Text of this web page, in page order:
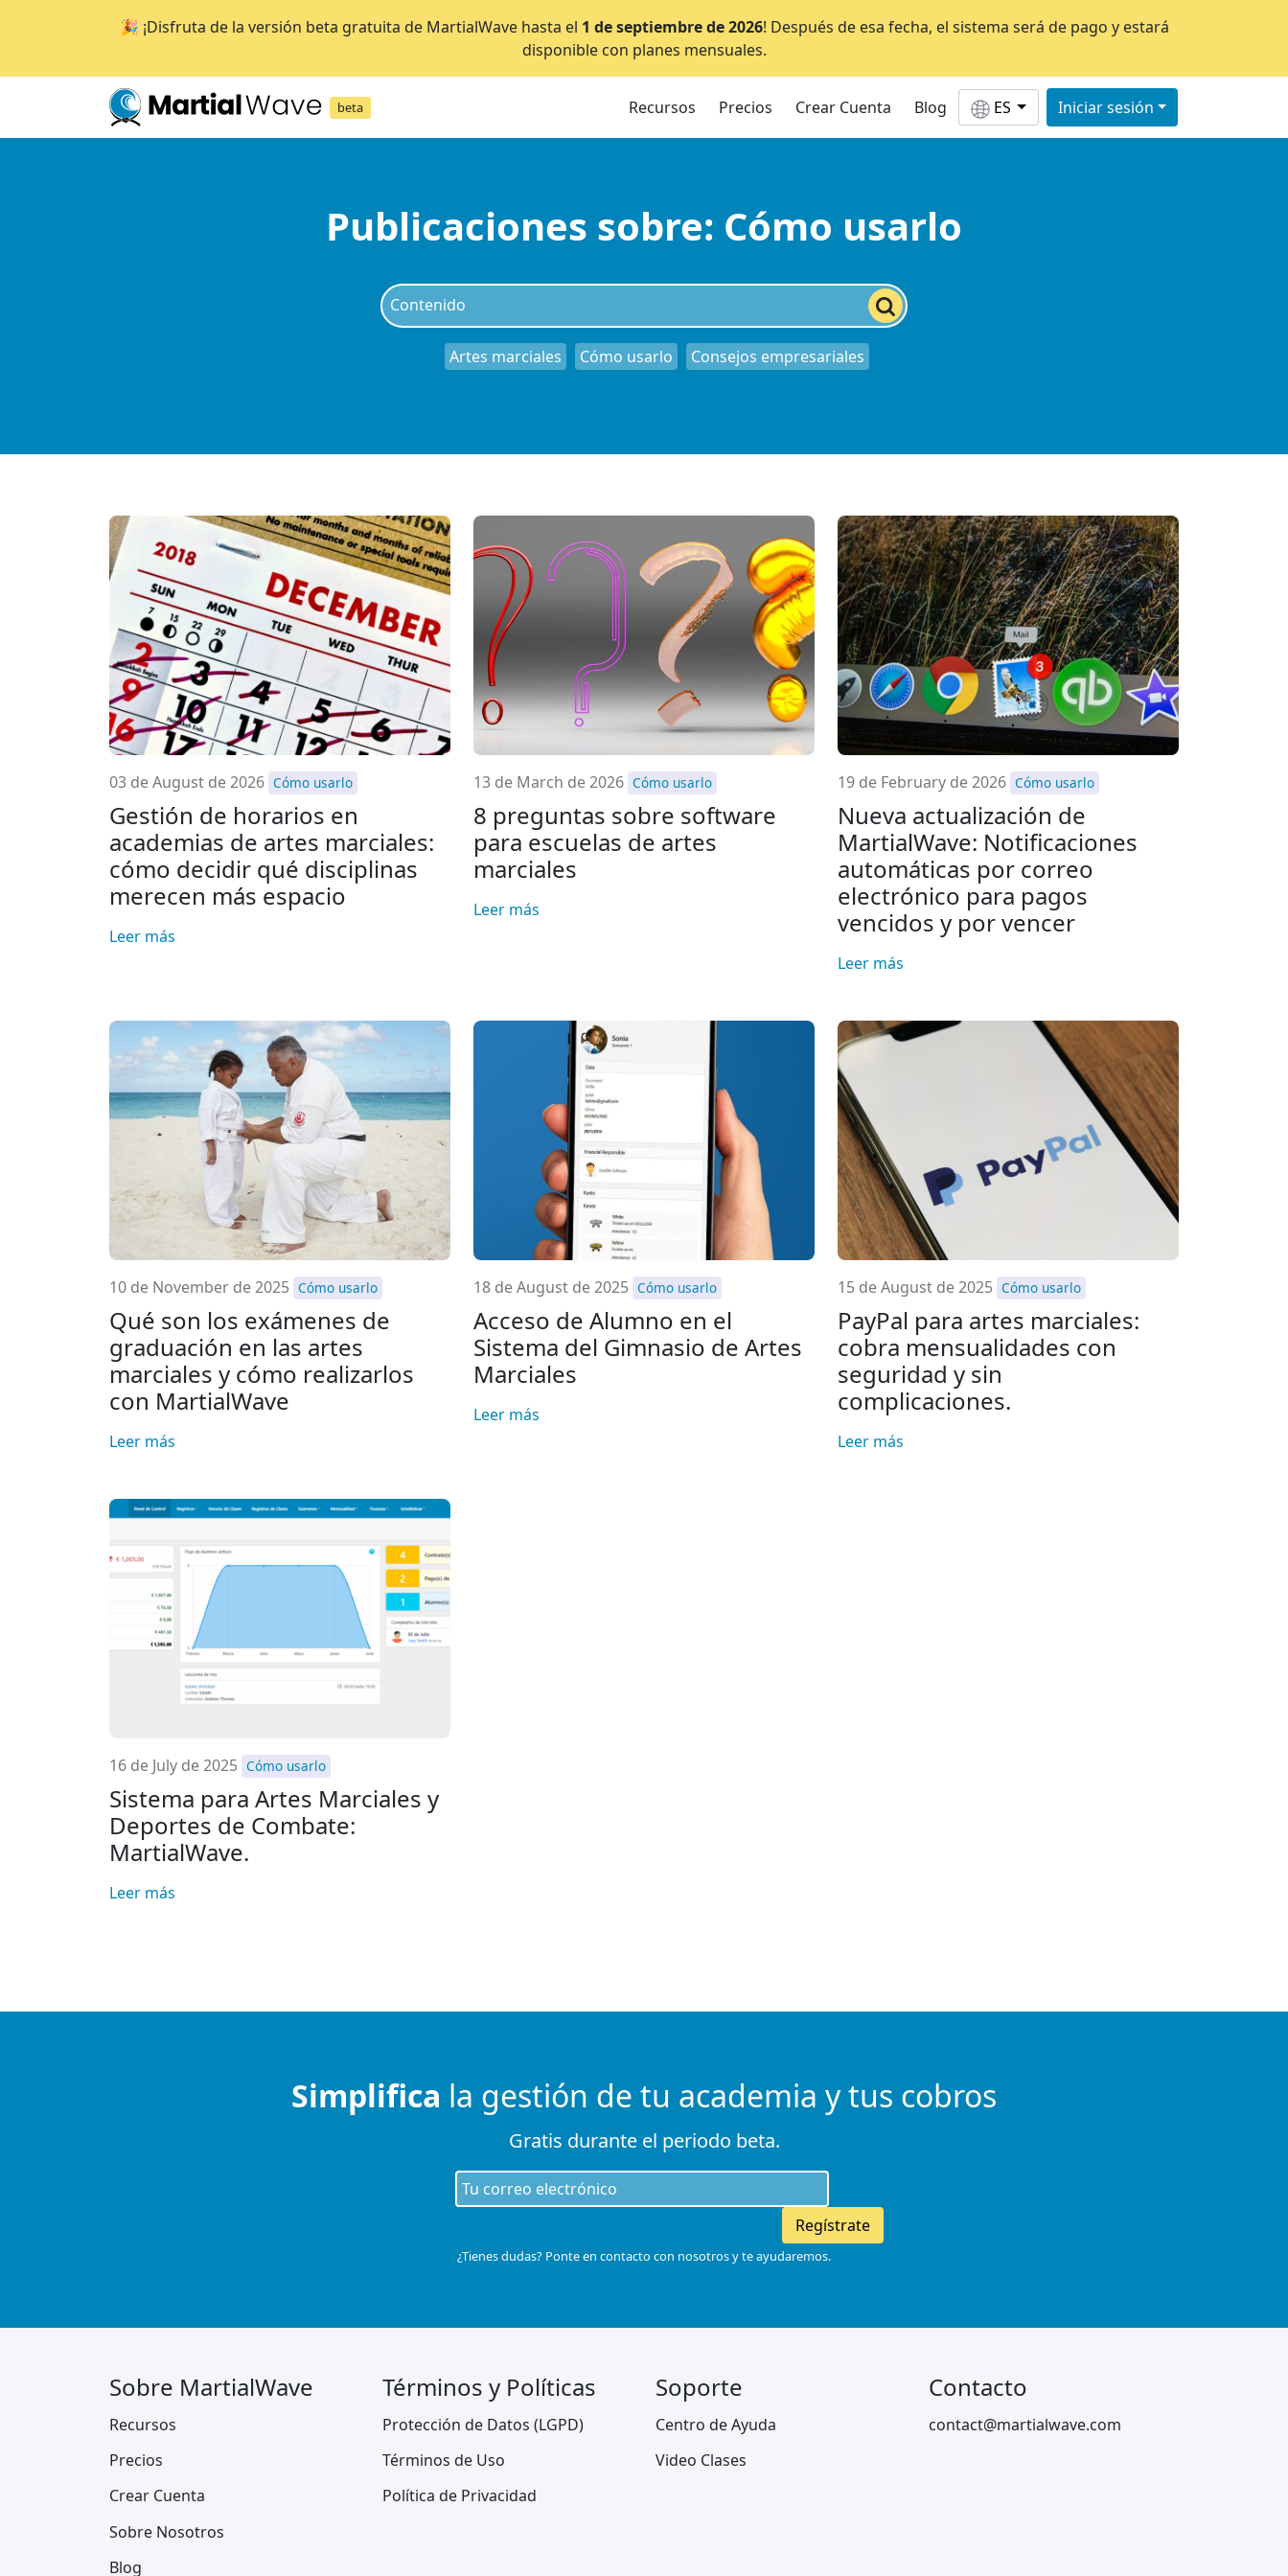
🎉 ¡Disfruta de la versión beta gratuita de MartialWave hasta el 1 de septiembre de 2026! Después de esa fecha, el sistema será de pago y estará
disponible con planes mensuales.
beta Recursos Precios Crear Cuenta Blog ES Iniciar sesión
Publicaciones sobre: Cómo usarlo
Artes marciales Cómo usarlo Consejos empresariales
03 de August de 2026 Cómo usarlo
Gestión de horarios en
academias de artes marciales:
cómo decidir qué disciplinas
merecen más espacio
Leer más
13 de March de 2026 Cómo usarlo
8 preguntas sobre software
para escuelas de artes
marciales
Leer más
19 de February de 2026 Cómo usarlo
Nueva actualización de
MartialWave: Notificaciones
automáticas por correo
electrónico para pagos
vencidos y por vencer
Leer más
10 de November de 2025 Cómo usarlo
Qué son los exámenes de
graduación en las artes
marciales y cómo realizarlos
con MartialWave
Leer más
18 de August de 2025 Cómo usarlo
Acceso de Alumno en el
Sistema del Gimnasio de Artes
Marciales
Leer más
15 de August de 2025 Cómo usarlo
PayPal para artes marciales:
cobra mensualidades con
seguridad y sin
complicaciones.
Leer más
16 de July de 2025 Cómo usarlo
Sistema para Artes Marciales y
Deportes de Combate:
MartialWave.
Leer más
Simplifica la gestión de tu academia y tus cobros
Gratis durante el periodo beta.
Regístrate
¿Tienes dudas? Ponte en contacto con nosotros y te ayudaremos.
Sobre MartialWave
Recursos
Precios
Crear Cuenta
Sobre Nosotros
Blog
Términos y Políticas
Protección de Datos (LGPD)
Términos de Uso
Política de Privacidad
Soporte
Centro de Ayuda
Video Clases
Contacto
contact@martialwave.com